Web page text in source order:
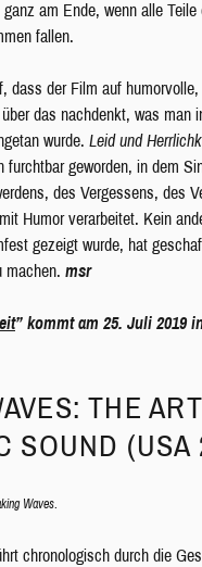
am Ende, wenn alle
fallen.
dass der Film auf
das nachdenkt, was man
wurde. Leid und
furchtbar geworden, in dem
des Vergessens, des
Humor verarbeitet. Kein
gezeigt wurde, hat
machen. msr
” kommt am 25. Juli 2019
THE
SOUND (USA
Waves.
chronologisch durch die